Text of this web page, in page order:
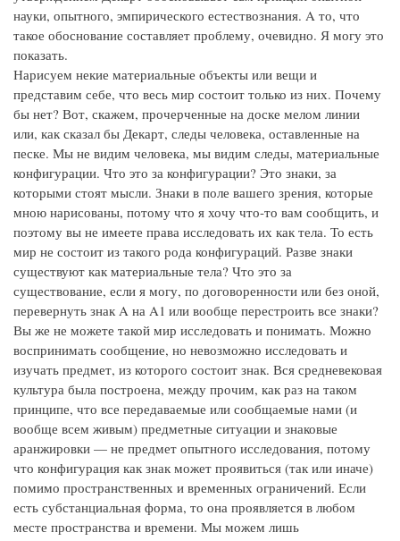
науки, опытного, эмпирического естествознания. A то, что
такое обоснование составляет проблему, очевидно. Я могу это
показать.
Нарисуем некие материальные объекты или вещи и
представим себе, что весь мир состоит только из них. Почему
бы нет? Вот, скажем, прочерченные на доске мелом линии
или, как сказал бы Декарт, следы человека, оставленные на
песке. Мы не видим человека, мы видим следы, материальные
конфигурации. Что это за конфигурации? Это знаки, за
которыми стоят мысли. Знаки в поле вашего зрения, которые
мною нарисованы, потому что я хочу что-то вам сообщить, и
поэтому вы не имеете права исследовать их как тела. То есть
мир не состоит из такого рода конфигураций. Разве знаки
существуют как материальные тела? Что это за
существование, если я могу, по договоренности или без оной,
перевернуть знак A на A1 или вообще перестроить все знаки?
Вы же не можете такой мир исследовать и понимать. Можно
воспринимать сообщение, но невозможно исследовать и
изучать предмет, из которого состоит знак. Вся средневековая
культура была построена, между прочим, как раз на таком
принципе, что все передаваемые или сообщаемые нами (и
вообще всем живым) предметные ситуации и знаковые
аранжировки — не предмет опытного исследования, потому
что конфигурация как знак может проявиться (так или иначе)
помимо пространственных и временных ограничений. Если
есть субстанциальная форма, то она проявляется в любом
месте пространства и времени. Мы можем лишь